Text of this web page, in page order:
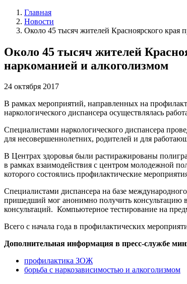
Главная
Новости
Около 45 тысяч жителей Красноярского края
Около 45 тысяч жителей
наркоманией и алкоголизмом
24 октября 2017
В рамках мероприятий, направленных на
наркологического диспансера осуществлялась
Специалистами наркологического диспансера
для несовершеннолетних, родителей и для
В Центрах здоровья были растиражированы
в рамках взаимодействия с центром молодежной
которого состоялись профилактические
Специалистами диспансера на базе
пришедший мог анонимно получить консультацию
консультаций. Компьютерное тестирование на
Всего с начала года в профилактических
Дополнительная информация в пресс-службе
профилактика ЗОЖ
борьба с наркозависимостью и алкоголизмом